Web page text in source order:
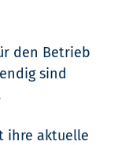
den Betrieb
sind
ihre aktuelle